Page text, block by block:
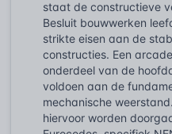
staat de constructieve
Besluit bouwwerken
strikte eisen aan de
constructies. Een
onderdeel van de
voldoen aan de
mechanische
hiervoor worden